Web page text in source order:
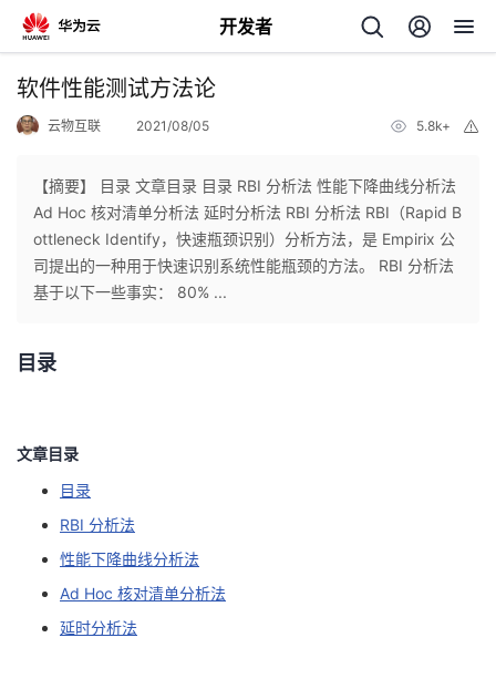
开发者
返
个
主
的
者
我
软件性能测试方法论
云物互联 2021/08/05 5.8k+
【摘要】 目录 文章目录 目录 RBI 分析法 性能下降曲线分析法
Ad Hoc 核对清单分析法 延时分析法 RBI 分析法 RBI（Rapid B
ottleneck Identify，快速瓶颈识别）分析方法，是 Empirix 公
司提出的一种用于快速识别系统性能瓶颈的方法。 RBI 分析法
基于以下一些事实： 80% ...
目录
文章目录
目录
RBI 分析法
性能下降曲线分析法
Ad Hoc 核对清单分析法
延时分析法